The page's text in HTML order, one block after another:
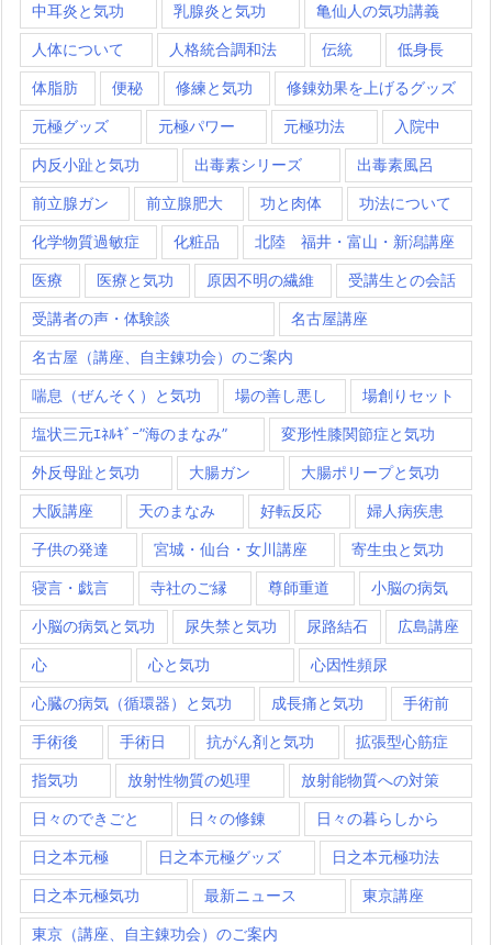
中耳炎と気功 乳腺炎と気功 亀仙人の気功講義
人体について 人格統合調和法 伝統 低身長
体脂肪 便秘 修練と気功 修錬効果を上げるグッズ
元極グッズ 元極パワー 元極功法 入院中
内反小趾と気功 出毒素シリーズ 出毒素風呂
前立腺ガン 前立腺肥大 功と肉体 功法について
化学物質過敏症 化粧品 北陸 福井・富山・新潟講座
医療 医療と気功 原因不明の繊維 受講生との会話
受講者の声・体験談 名古屋講座
名古屋（講座、自主錬功会）のご案内
喘息（ぜんそく）と気功 場の善し悪し 場創りセット
塩状三元ｴﾈﾙｷﾞｰ”海のまなみ” 変形性膝関節症と気功
外反母趾と気功 大腸ガン 大腸ポリープと気功
大阪講座 天のまなみ 好転反応 婦人病疾患
子供の発達 宮城・仙台・女川講座 寄生虫と気功
寝言・戯言 寺社のご縁 尊師重道 小脳の病気
小脳の病気と気功 尿失禁と気功 尿路結石 広島講座
心 心と気功 心因性頻尿
心臓の病気（循環器）と気功 成長痛と気功 手術前
手術後 手術日 抗がん剤と気功 拡張型心筋症
指気功 放射性物質の処理 放射能物質への対策
日々のできごと 日々の修錬 日々の暮らしから
日之本元極 日之本元極グッズ 日之本元極功法
日之本元極気功 最新ニュース 東京講座
東京（講座、自主錬功会）のご案内